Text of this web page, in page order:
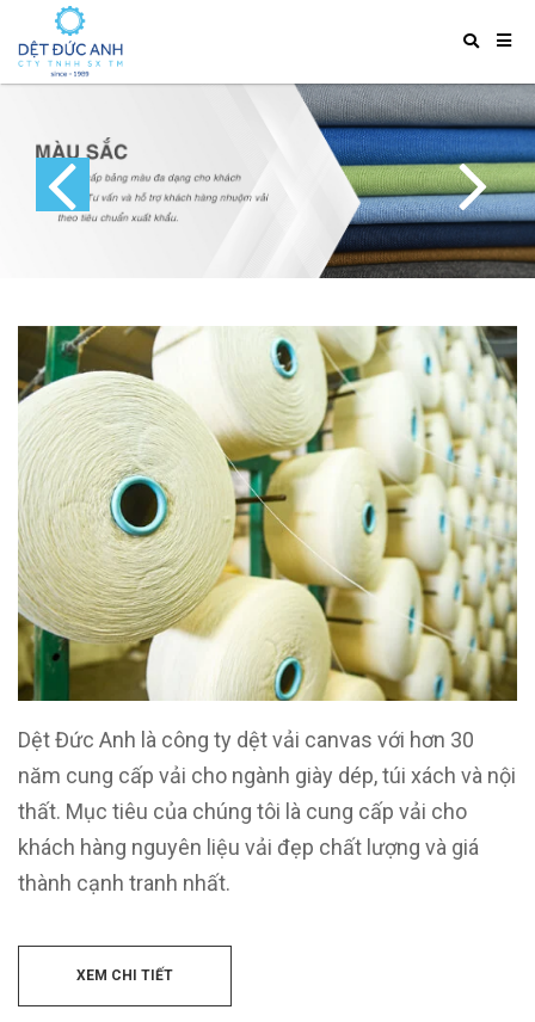
Dệt Đức Anh là công ty dệt vải canvas với hơn 30
năm cung cấp vải cho ngành giày dép, túi xách và nội
thất. Mục tiêu của chúng tôi là cung cấp vải cho
khách hàng nguyên liệu vải đẹp chất lượng và giá
thành cạnh tranh nhất.
XEM CHI TIẾT